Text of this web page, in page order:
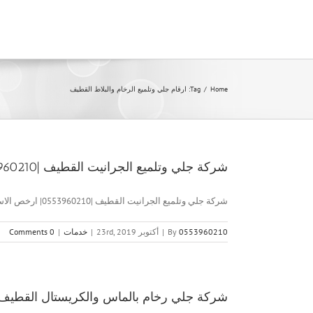
Home
/
Tag: ارقام جلي وتلميع الرخام والبلاط القطيف
شركة جلي وتلميع الجرانيت القطيف |0553960210| ارخص الاسعار
شركة جلي وتلميع الجرانيت القطيف |0553960210| ارخص الاسعار شركة جلي [...]
By 0553960210
| أكتوبر 23rd, 2019 | خدمات |
0 Comments
شركة جلي رخام بالماس والكريستال القطيف |0553960210| جلي